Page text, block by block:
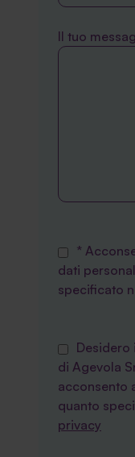
Il tuo
*
dati
specificato
Desidero
di Agevola
acconsento
quanto
privacy